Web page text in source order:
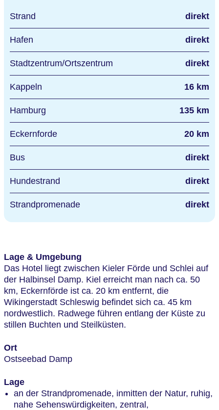
Strand direkt
Hafen direkt
Stadtzentrum/Ortszentrum direkt
Kappeln 16 km
Hamburg 135 km
Eckernforde 20 km
Bus direkt
Hundestrand direkt
Strandpromenade direkt
Lage & Umgebung
Das Hotel liegt zwischen Kieler Förde und Schlei auf
der Halbinsel Damp. Kiel erreicht man nach ca. 50
km, Eckernförde ist ca. 20 km entfernt, die
Wikingerstadt Schleswig befindet sich ca. 45 km
nordwestlich. Radwege führen entlang der Küste zu
stillen Buchten und Steilküsten.
Ort
Ostseebad Damp
Lage
an der Strandpromenade, inmitten der Natur, ruhig,
nahe Sehenswürdigkeiten, zentral,